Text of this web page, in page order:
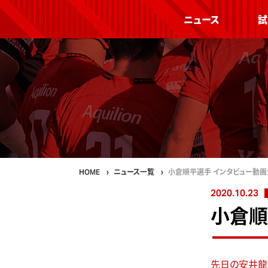
ニュース
HOME ニュース一覧 小倉順平選手 インタビュー動
2020.10.23
小倉
先日の安井